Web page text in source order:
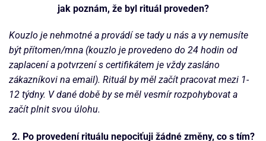
jak poznám, že byl rituál proveden?
Kouzlo je nehmotné a provádí se tady u nás a vy nemusíte
být přítomen/mna (kouzlo je provedeno do 24 hodin od
zaplacení a potvrzení s certifikátem je vždy zasláno
zákazníkovi na email). Rituál by měl začít pracovat mezi 1-
12 týdny. V dané době by se měl vesmír rozpohybovat a
začít plnit svou úlohu.
2. Po provedení rituálu nepociťuji žádné změny, co s tím?